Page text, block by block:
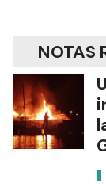
NOTAS